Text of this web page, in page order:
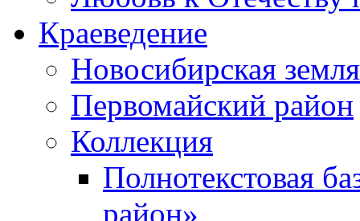
Краеведение
Новосибирская земля
Первомайский район
Коллекция
Полнотекстовая
район»